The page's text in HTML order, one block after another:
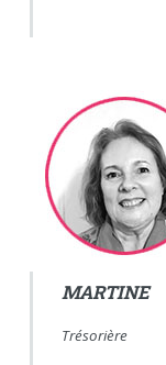
MARTINE
Trésorière